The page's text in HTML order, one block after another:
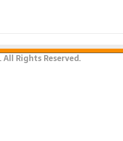
Rights Reserved.